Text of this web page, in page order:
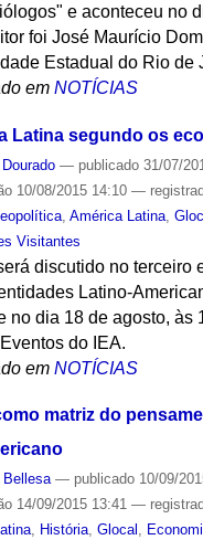
e aconteceu no
foi José Maurício
Estadual do Rio de
em NOTÍCIAS
Latina segundo os
— publicado31/07/
10/08/2015 14:10 —
, América Latina,
Visitantes
discutido no terceiro
Latino-
no dia 18 de agosto, às
do IEA.
em NOTÍCIAS
matriz do
Bellesa — publicado10/09/
14/09/2015 13:41 —
, História, Glocal ,